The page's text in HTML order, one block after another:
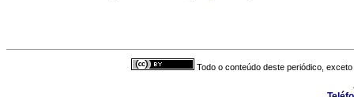
Todo o conteúdo deste periódico,